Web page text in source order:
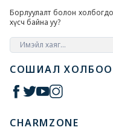
Борлуулалт болон
хүсч байна уу?
СОШИАЛ
CHARMZONE